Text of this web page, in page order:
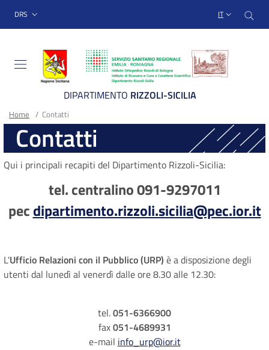
Sito Web Istituto
menu top-bar
DRS IT
DIPARTIMENTO RIZZOLI-SICILIA
Main container
Briciole
di
pane
Home / Contatti
Contatti
Qui i principali recapiti del Dipartimento Rizzoli-Sicilia:
tel. centralino 091-9297011
pecdipartimento.rizzoli.sicilia@pec.ior.it
L'Ufficio Relazioni con il Pubblico (URP) è a disposizione degli
utenti dal lunedì al venerdì dalle ore 8.30 alle 12.30:
tel.051-6366900
fax051-4689931
e-mail info_urp@ior.it